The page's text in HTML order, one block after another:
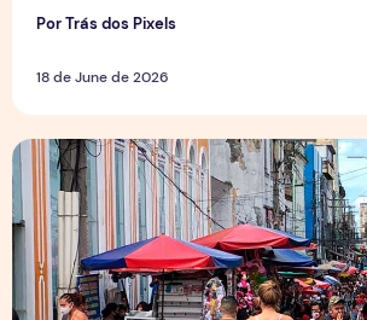
Por Trás dos Pixels
18 de June de 2026
Copa aquece vendas em setores